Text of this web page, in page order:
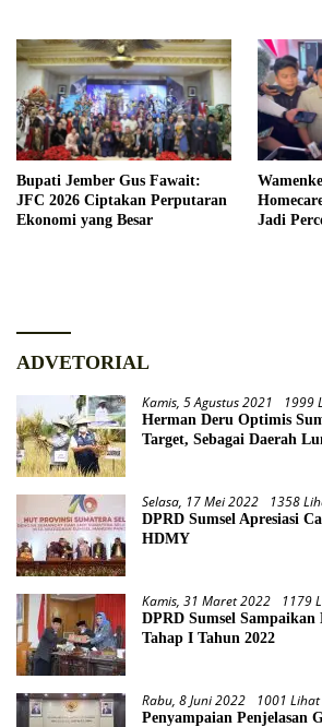
Bupati Jember Gus Fawait:
JFC 2026 Ciptakan Perputaran
Ekonomi yang Besar
Jadi
ADVETORIAL
Kamis, 5 Agustus 2021 1999
Herman Deru Optimis
Target, Sebagai Daerah
Selasa, 17 Mei 2022 1358
DPRD Sumsel Apresiasi
HDMY
Kamis, 31 Maret 2022 1179
DPRD Sumsel Sampaikan
Tahap I Tahun 2022
Rabu, 8 Juni 2022 1001 Lihat
Penyampaian Penjelasan